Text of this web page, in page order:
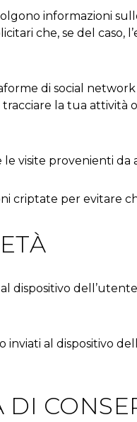
informazioni
che, se del
di social
la tua attività
visite provenienti da
criptate per evitare
dispositivo
inviati al dispositivo
DI